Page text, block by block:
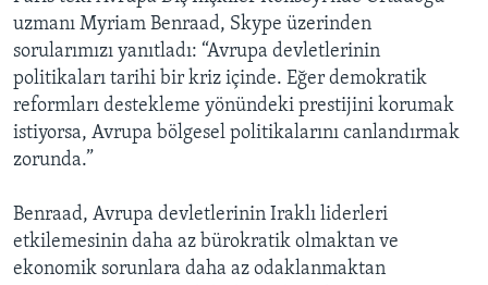
uzmanı Myriam Benraad, Skype üzerinden
sorularımızı yanıtladı: “Avrupa devletlerinin
politikaları tarihi bir kriz içinde. Eğer demokratik
reformları destekleme yönündeki prestijini korumak
istiyorsa, Avrupa bölgesel politikalarını canlandırmak
zorunda.”
Benraad, Avrupa devletlerinin Iraklı liderleri
etkilemesinin daha az bürokratik olmaktan ve
ekonomik sorunlara daha az odaklanmaktan